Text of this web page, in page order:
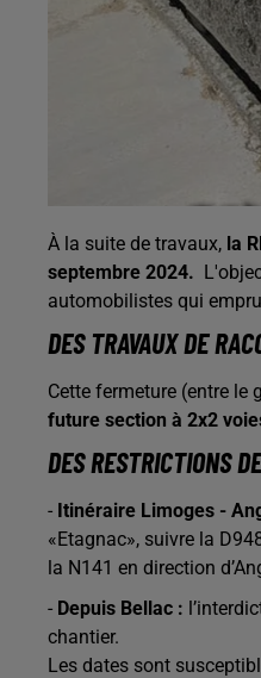
À la suite de travaux, la
septembre 2024.
automobilistes qui
DES TRAVAUX DE
Cette fermeture (entre le
future section à 2x2
DES RESTRICTIONS
- Itinéraire Limoges -
«Etagnac», suivre la
la N141 en direction
- Depuis Bellac :
chantier.
Les dates sont